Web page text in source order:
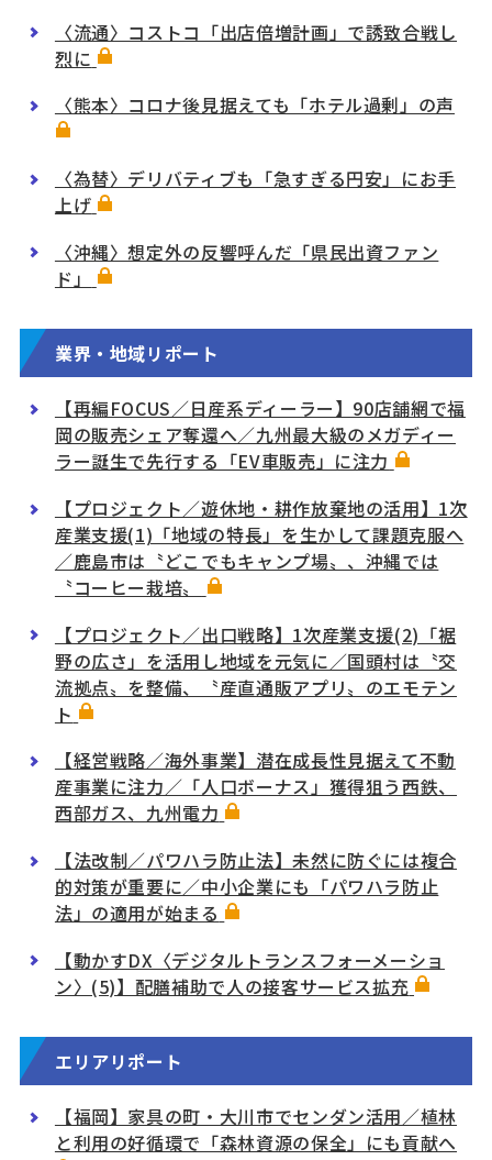
〈流通〉コストコ「出店倍増計画」で誘致合戦し
烈に
〈熊本〉コロナ後見据えても「ホテル過剰」の声
〈為替〉デリバティブも「急すぎる円安」にお手
上げ
〈沖縄〉想定外の反響呼んだ「県民出資ファン
ド」
業界・地域リポート
【再編FOCUS／日産系ディーラー】90店舗網で福
岡の販売シェア奪還へ／九州最大級のメガディー
ラー誕生で先行する「EV車販売」に注力
【プロジェクト／遊休地・耕作放棄地の活用】1次
産業支援(1)「地域の特長」を生かして課題克服へ
／鹿島市は〝どこでもキャンプ場〟、沖縄では
〝コーヒー栽培〟
【プロジェクト／出口戦略】1次産業支援(2)「裾
野の広さ」を活用し地域を元気に／国頭村は〝交
流拠点〟を整備、〝産直通販アプリ〟のエモテン
ト
【経営戦略／海外事業】潜在成長性見据えて不動
産事業に注力／「人口ボーナス」獲得狙う西鉄、
西部ガス、九州電力
【法改制／パワハラ防止法】未然に防ぐには複合
的対策が重要に／中小企業にも「パワハラ防止
法」の適用が始まる
【動かすDX〈デジタルトランスフォーメーショ
ン〉(5)】配膳補助で人の接客サービス拡充
エリアリポート
【福岡】家具の町・大川市でセンダン活用／植林
と利用の好循環で「森林資源の保全」にも貢献へ